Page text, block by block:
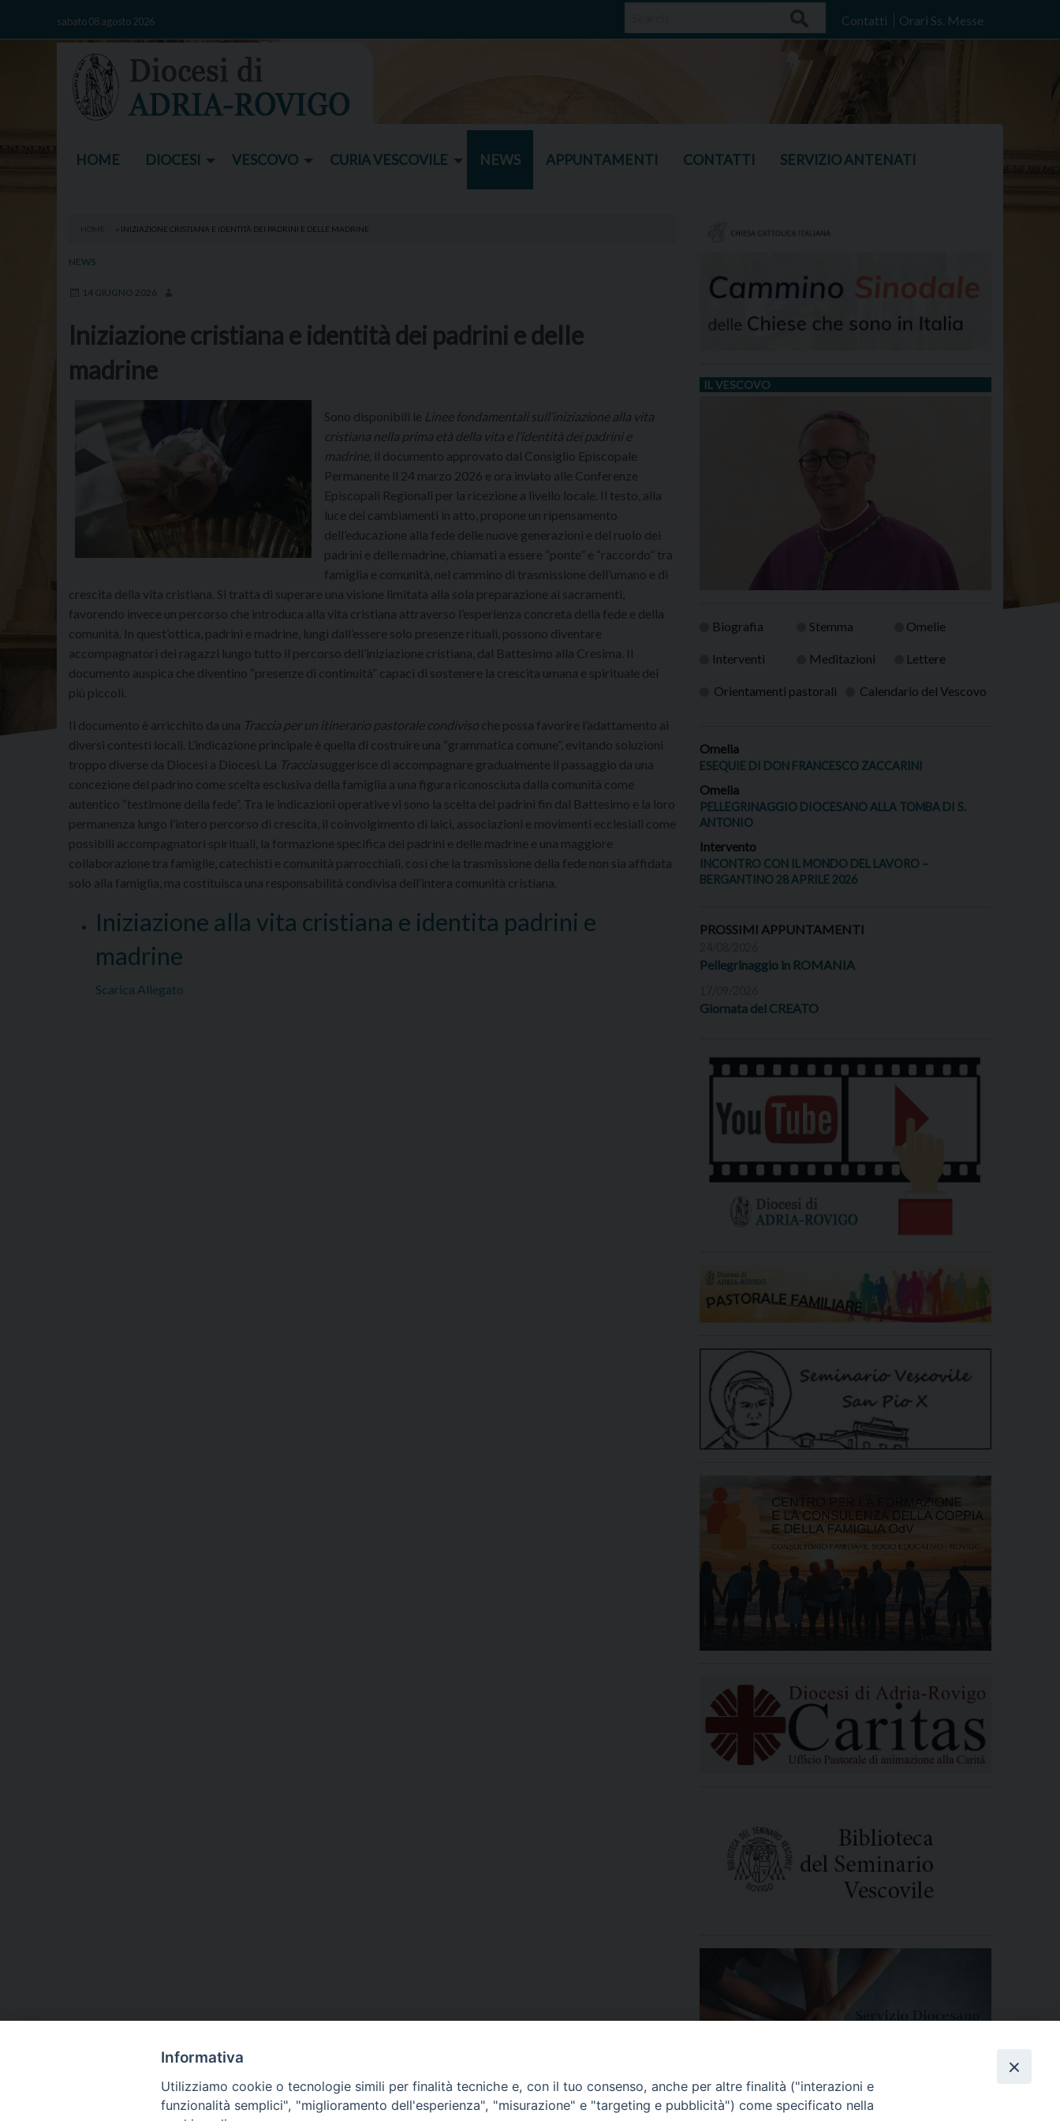
sabato 08 agosto 2026 Contatti Orari Ss. Messe
HOME DIOCESI VESCOVO CURIA VESCOVILE NEWS APPUNTAMENTI CONTATTI SERVIZIO ANTENATI
HOME » INIZIAZIONE CRISTIANA E IDENTITÀ DEI PADRINI E DELLE MADRINE
NEWS
14 GIUGNO 2026
Iniziazione cristiana e identità dei padrini e delle
madrine
Sono disponibili le Linee fondamentali sull’iniziazione alla vita
cristiana nella prima età della vita e l’identità dei padrini e
madrine, il documento approvato dal Consiglio Episcopale
Permanente il 24 marzo 2026 e ora inviato alle Conferenze
Episcopali Regionali per la ricezione a livello locale. Il testo, alla
luce dei cambiamenti in atto, propone un ripensamento
dell’educazione alla fede delle nuove generazioni e del ruolo dei
padrini e delle madrine, chiamati a essere “ponte” e “raccordo” tra
famiglia e comunità, nel cammino di trasmissione dell’umano e di
crescita della vita cristiana. Si tratta di superare una visione limitata alla sola preparazione ai sacramenti,
favorendo invece un percorso che introduca alla vita cristiana attraverso l’esperienza concreta della fede e della
comunità. In quest’ottica, padrini e madrine, lungi dall’essere solo presenze rituali, possono diventare
accompagnatori dei ragazzi lungo tutto il percorso dell’iniziazione cristiana, dal Battesimo alla Cresima. Il
documento auspica che diventino “presenze di continuità” capaci di sostenere la crescita umana e spirituale dei
più piccoli.
Il documento è arricchito da una Traccia per un itinerario pastorale condiviso che possa favorire l’adattamento ai
diversi contesti locali. L’indicazione principale è quella di costruire una “grammatica comune”, evitando soluzioni
troppo diverse da Diocesi a Diocesi. La Traccia suggerisce di accompagnare gradualmente il passaggio da una
concezione del padrino come scelta esclusiva della famiglia a una figura riconosciuta dalla comunità come
autentico “testimone della fede”. Tra le indicazioni operative vi sono la scelta dei padrini fin dal Battesimo e la loro
permanenza lungo l’intero percorso di crescita, il coinvolgimento di laici, associazioni e movimenti ecclesiali come
possibili accompagnatori spirituali, la formazione specifica dei padrini e delle madrine e una maggiore
collaborazione tra famiglie, catechisti e comunità parrocchiali, così che la trasmissione della fede non sia affidata
solo alla famiglia, ma costituisca una responsabilità condivisa dell’intera comunità cristiana.
Iniziazione alla vita cristiana e identita padrini e
madrine
Scarica Allegato
IL VESCOVO
Biografia Stemma Omelie
Interventi Meditazioni Lettere
Orientamenti pastorali Calendario del Vescovo
Omelia
ESEQUIE DI DON FRANCESCO ZACCARINI
Omelia
PELLEGRINAGGIO DIOCESANO ALLA TOMBA DI S.
ANTONIO
Intervento
INCONTRO CON IL MONDO DEL LAVORO –
BERGANTINO 28 APRILE 2026
PROSSIMI APPUNTAMENTI
Pellegrinaggio in ROMANIA
Giornata del CREATO
Informativa
Utilizziamo cookie o tecnologie simili per finalità tecniche e, con il tuo consenso, anche per altre finalità ("interazioni e
funzionalità semplici", "miglioramento dell'esperienza", "misurazione" e "targeting e pubblicità") come specificato nella